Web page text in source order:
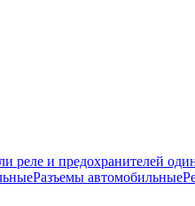
реле и предохранителей
Разъемы автомобильные